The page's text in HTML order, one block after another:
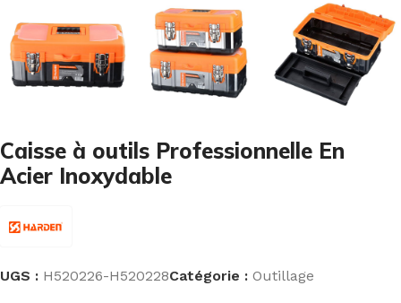
Caisse à outils Professionnelle En
Acier Inoxydable
UGS : H520226-H520228Catégorie : Outillage